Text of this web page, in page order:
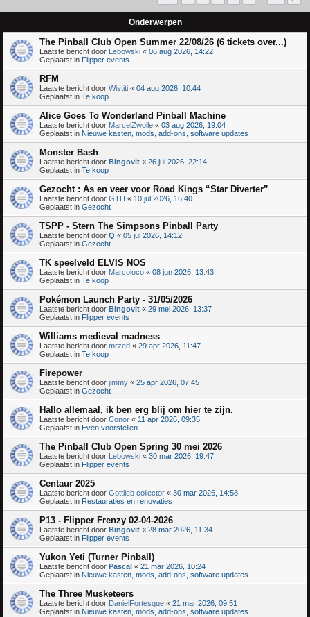
Onderwerpen
The Pinball Club Open Summer 22/08/26 (6 tickets over...)
Laatste bericht door Lebowski « 06 aug 2026, 14:22
Geplaatst in Flipper events
RFM
Laatste bericht door Wistiti « 04 aug 2026, 10:44
Geplaatst in Te koop
Alice Goes To Wonderland Pinball Machine
Laatste bericht door MarcelZwolle « 03 aug 2026, 19:04
Geplaatst in Nieuwe kasten, mods, add-ons, software updates
Monster Bash
Laatste bericht door Bingovit « 26 jul 2026, 22:14
Geplaatst in Te koop
Gezocht : As en veer voor Road Kings “Star Diverter”
Laatste bericht door GTH « 10 jul 2026, 16:40
Geplaatst in Gezocht
TSPP - Stern The Simpsons Pinball Party
Laatste bericht door Q « 05 jul 2026, 14:12
Geplaatst in Gezocht
TK speelveld ELVIS NOS
Laatste bericht door Marcoloco « 08 jun 2026, 13:43
Geplaatst in Te koop
Pokémon Launch Party - 31/05/2026
Laatste bericht door Bingovit « 29 mei 2026, 13:37
Geplaatst in Flipper events
Williams medieval madness
Laatste bericht door mrzed « 29 apr 2026, 11:47
Geplaatst in Te koop
Firepower
Laatste bericht door jimmy « 25 apr 2026, 07:45
Geplaatst in Gezocht
Hallo allemaal, ik ben erg blij om hier te zijn.
Laatste bericht door Conor « 11 apr 2026, 09:35
Geplaatst in Even voorstellen
The Pinball Club Open Spring 30 mei 2026
Laatste bericht door Lebowski « 30 mar 2026, 19:47
Geplaatst in Flipper events
Centaur 2025
Laatste bericht door Gottlieb collector « 30 mar 2026, 14:58
Geplaatst in Restauraties en renovaties
P13 - Flipper Frenzy 02-04-2026
Laatste bericht door Bingovit « 28 mar 2026, 11:34
Geplaatst in Flipper events
Yukon Yeti (Turner Pinball)
Laatste bericht door Pascal « 21 mar 2026, 10:24
Geplaatst in Nieuwe kasten, mods, add-ons, software updates
The Three Musketeers
Laatste bericht door DanielFortesque « 21 mar 2026, 09:51
Geplaatst in Nieuwe kasten, mods, add-ons, software updates